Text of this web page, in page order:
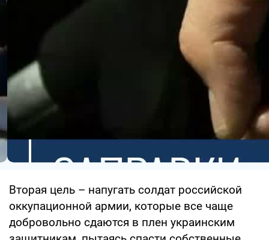
Вторая цель – напугать солдат российской
оккупационной армии, которые все чаще
добровольно сдаются в плен украинским